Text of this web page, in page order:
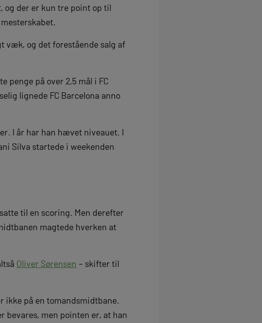
der er kun tre point op til
væk, og det forestående salg af
på over 2,5 mål i FC
lignede FC Barcelona anno
I år har han hævet niveauet. I
Silva startede i weekenden
til en scoring. Men derefter
magtede hverken at
Oliver Sørensen – skifter til
ikke på en tomandsmidtbane.
bevares, men pointen er, at han